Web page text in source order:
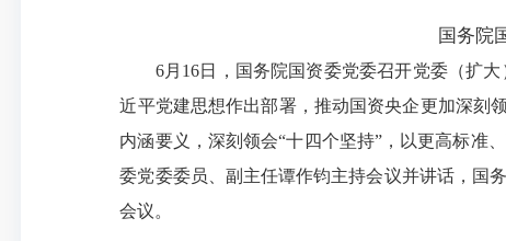
国务院
6月16日，国务院国资委党委召开党委（扩大
近平党建思想作出部署，推动国资央企更加深刻
内涵要义，深刻领会“十四个坚持”，以更高标准
委党委委员、副主任谭作钧主持会议并讲话，国
会议。